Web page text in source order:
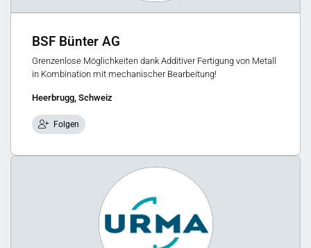
BSF Bünter AG
Grenzenlose Möglichkeiten dank Additiver Fertigung von Metall
in Kombination mit mechanischer Bearbeitung!
Heerbrugg, Schweiz
Folgen